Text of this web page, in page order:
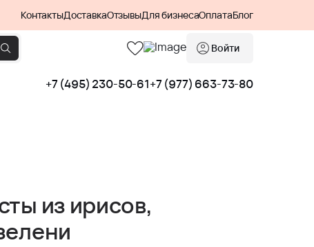
КонтактыДоставкаОтзывыДля бизнесаОплатаБлог
Войти
+7 (495) 230-50-61+7 (977) 663-73-80
из ирисов,